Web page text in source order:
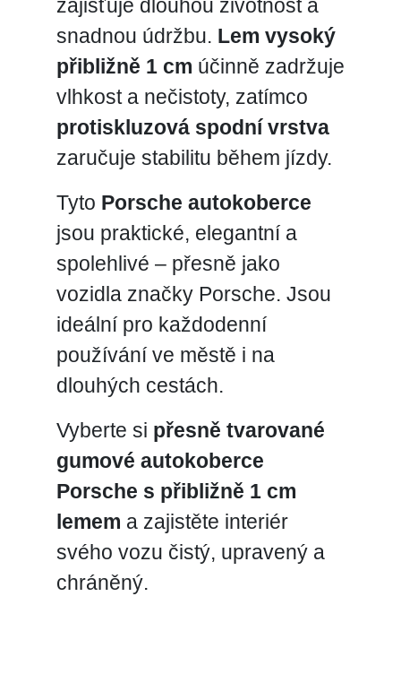
zajišťuje dlouhou životnost a
snadnou údržbu. Lem vysoký
přibližně 1 cm účinně zadržuje
vlhkost a nečistoty, zatímco
protiskluzová spodní vrstva
zaručuje stabilitu během jízdy.
Tyto Porsche autokoberce
jsou praktické, elegantní a
spolehlivé – přesně jako
vozidla značky Porsche. Jsou
ideální pro každodenní
používání ve městě i na
dlouhých cestách.
Vyberte si přesně tvarované
gumové autokoberce
Porsche s přibližně 1 cm
lemem a zajistěte interiér
svého vozu čistý, upravený a
chráněný.